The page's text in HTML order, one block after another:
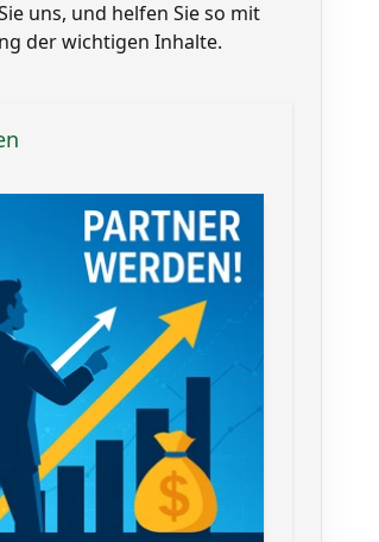
uns, und helfen Sie so mit
der wichtigen Inhalte.